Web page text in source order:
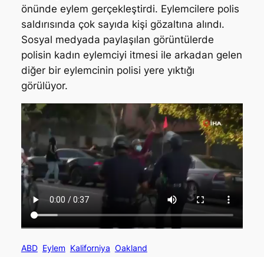
önünde eylem gerçekleştirdi. Eylemcilere polis
saldırısında çok sayıda kişi gözaltına alındı.
Sosyal medyada paylaşılan görüntülerde
polisin kadın eylemciyi itmesi ile arkadan gelen
diğer bir eylemcinin polisi yere yıktığı
görülüyor.
ABD Eylem Kaliforniya Oakland